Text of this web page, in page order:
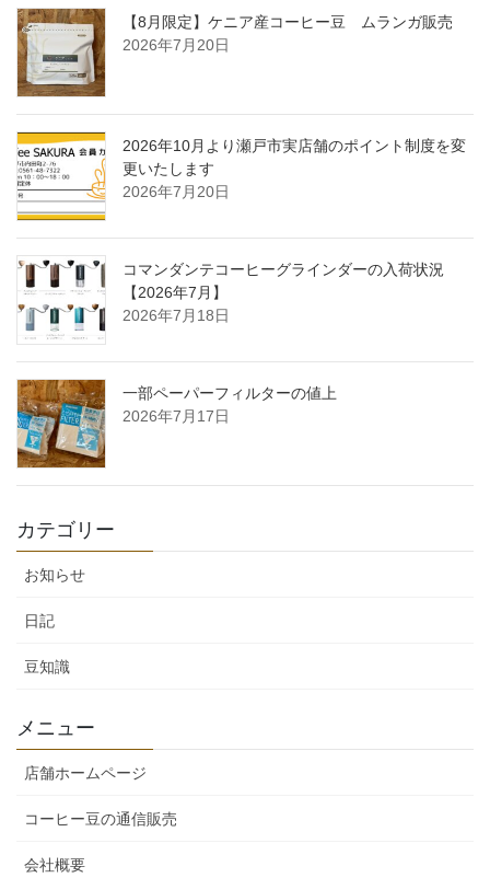
【8月限定】ケニア産コーヒー豆 ムランガ販売
2026年7月20日
2026年10月より瀬戸市実店舗のポイント制度を変
更いたします
2026年7月20日
コマンダンテコーヒーグラインダーの入荷状況
【2026年7月】
2026年7月18日
一部ペーパーフィルターの値上
2026年7月17日
カテゴリー
お知らせ
日記
豆知識
メニュー
店舗ホームページ
コーヒー豆の通信販売
会社概要